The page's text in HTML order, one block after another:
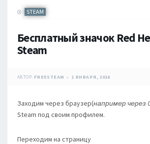
STEAM
Бесплатный значок Red
Steam
АВТОР: FREESTEAM 1 ЯНВАРЯ, 2016
Заходим через браузер(например через
Steam под своим профилем.
Переходим на страницу